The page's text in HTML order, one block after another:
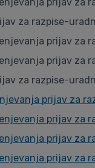
za razpise-
prijav za
prijav za
za razpise-
prijav za
prijav za
prijav za
prijav za